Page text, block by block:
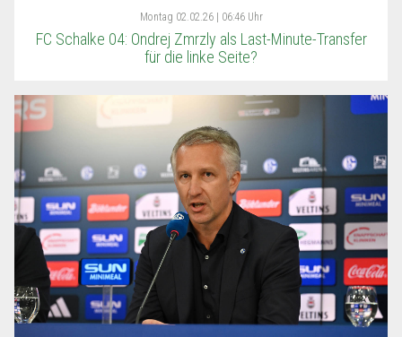
Montag 02.02.26 | 06:46 Uhr
FC Schalke 04: Ondrej Zmrzly als Last-Minute-Transfer
für die linke Seite?